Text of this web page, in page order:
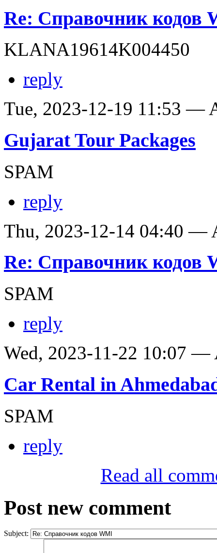
Re: Справочник кодов
KLANA19614K004450
reply
Tue, 2023-12-19 11:53 —
Gujarat Tour Packages
SPAM
reply
Thu, 2023-12-14 04:40 —
Re: Справочник кодов
SPAM
reply
Wed, 2023-11-22 10:07 —
Car Rental in
SPAM
reply
Read all
Post new comment
Subject: